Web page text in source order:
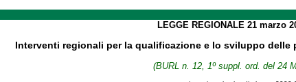
LEGGE REGIONALE21 marzo
Interventi regionali per la qualificazione e lo sviluppo delle
(BURL n. 12, 1º suppl. ord. del 24